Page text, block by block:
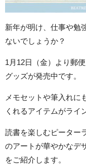
新年が明け、仕事や勉
ないでしょうか？
1月12日（金）より郵
グッズが発売中です。
メモセットや筆入れに
くれるアイテムがライ
読書を楽しむピーター
のアートが華やかなデ
をご紹介します。